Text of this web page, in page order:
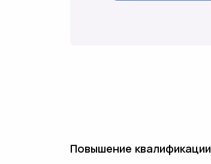
Повышение квалификации